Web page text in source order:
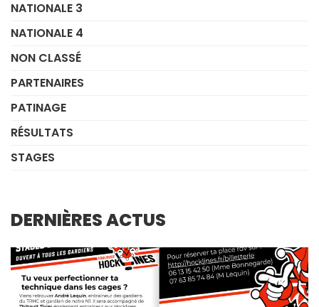
NATIONALE 3
NATIONALE 4
NON CLASSÉ
PARTENAIRES
PATINAGE
RÉSULTATS
STAGES
DERNIÈRES ACTUS